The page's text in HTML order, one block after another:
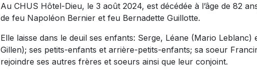
Au CHUS Hôtel-Dieu, le 3 août 2024, est décédée à l’âge de 82
de feu Napoléon Bernier et feu Bernadette Guillotte.
Elle laisse dans le deuil ses enfants: Serge, Léane (Mario Leblanc)
Gillen); ses petits-enfants et arrière-petits-enfants; sa soeur
rejoindre ses autres frères et soeurs ainsi que leur conjoint.